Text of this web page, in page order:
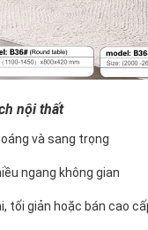
nội thất
và sang trọng
ngang không gian
tối giản hoặc bán cao